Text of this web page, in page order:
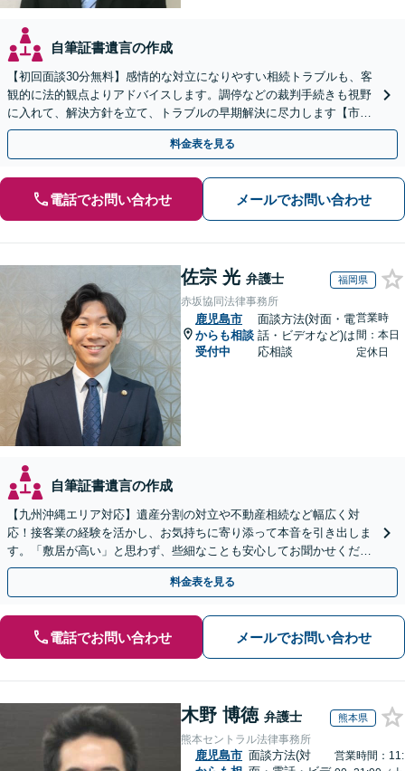
自筆証書遺言の作成
【初回面談30分無料】感情的な対立になりやすい相続トラブルも、客
観的に法的観点よりアドバイスします。調停などの裁判手続きも視野
に入れて、解決方針を立て、トラブルの早期解決に尽力します【市役
所前2分】【休日・夜間面談OK】
料金表を見る
電話でお問い合わせ メールでお問い合わせ
佐宗 光 弁護士 福岡県
赤坂協同法律事務所
鹿児島市
からも相談
受付中
面談方法(対面・電
話・ビデオなど)は
応相談
営業時
間：本日
定休日
自筆証書遺言の作成
【九州沖縄エリア対応】遺産分割の対立や不動産相続など幅広く対
応！接客業の経験を活かし、お気持ちに寄り添って本音を引き出しま
す。「敷居が高い」と思わず、些細なことも安心してお聞かせくださ
い【初回相談無料】【夜間・休日相談可】
料金表を見る
電話でお問い合わせ メールでお問い合わせ
木野 博徳 弁護士 熊本県
熊本セントラル法律事務所
鹿児島市 面談方法(対
営業時間：11: